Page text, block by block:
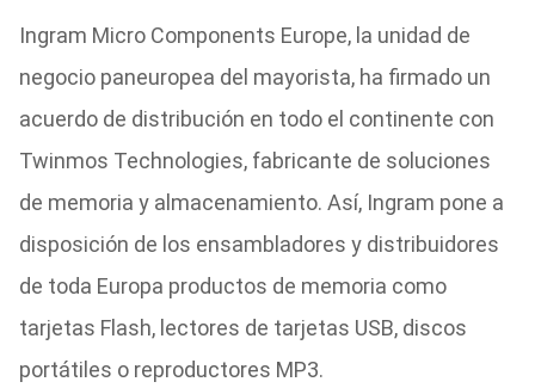
Ingram Micro Components Europe, la unidad de
negocio paneuropea del mayorista, ha firmado un
acuerdo de distribución en todo el continente con
Twinmos Technologies, fabricante de soluciones
de memoria y almacenamiento. Así, Ingram pone a
disposición de los ensambladores y distribuidores
de toda Europa productos de memoria como
tarjetas Flash, lectores de tarjetas USB, discos
portátiles o reproductores MP3.